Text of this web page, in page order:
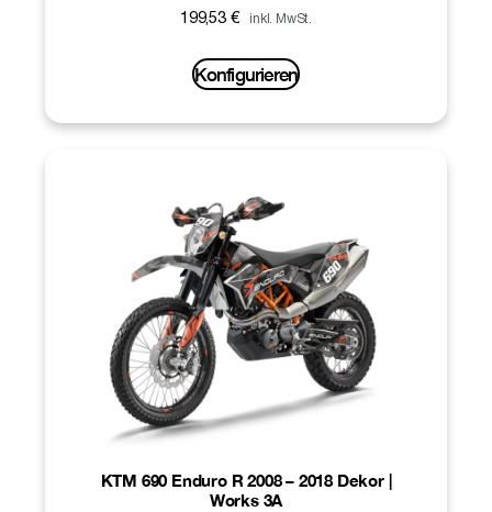
199,53 € inkl. MwSt.
Konfigurieren
KTM 690 Enduro R 2008 – 2018 Dekor |
Works 3A